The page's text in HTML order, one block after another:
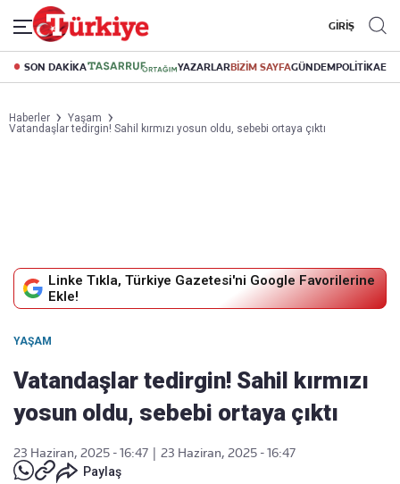
GİRİŞ
SON DAKİKA YAZARLARBİZİM SAYFAGÜNDEMPOLİTİKA
Haberler
Yaşam
Vatandaşlar tedirgin! Sahil kırmızı yosun oldu, sebebi ortaya çıktı
Linke Tıkla, Türkiye Gazetesi'ni Google Favorilerine
Ekle!
YAŞAM
Vatandaşlar tedirgin! Sahil kırmızı
yosun oldu, sebebi ortaya çıktı
23 Haziran, 2025 - 16:47
23 Haziran, 2025 - 16:47
Paylaş